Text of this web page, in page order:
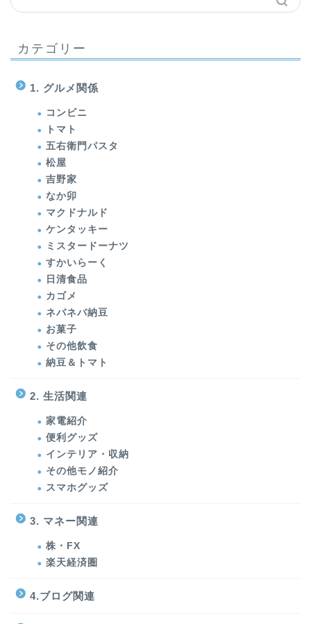
カテゴリー
1. グルメ関係
コンビニ
トマト
五右衛門パスタ
松屋
吉野家
なか卯
マクドナルド
ケンタッキー
ミスタードーナツ
すかいらーく
日清食品
カゴメ
ネバネバ納豆
お菓子
その他飲食
納豆＆トマト
2. 生活関連
家電紹介
便利グッズ
インテリア・収納
その他モノ紹介
スマホグッズ
3. マネー関連
株・FX
楽天経済圏
4.ブログ関連